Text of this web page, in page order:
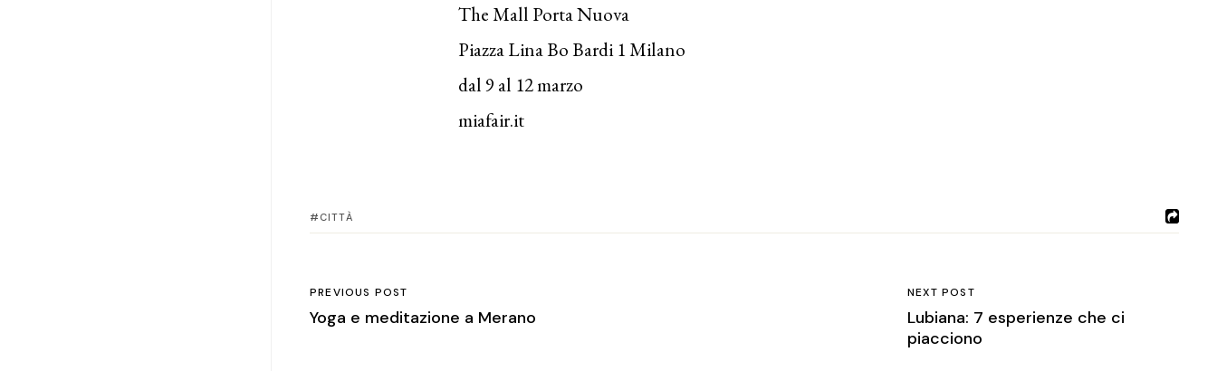
The Mall Porta Nuova
Piazza Lina Bo Bardi 1 Milano
dal 9 al 12 marzo
miafair.it
CITTÀ
PREVIOUS POST
Yoga e meditazione a Merano
NEXT POST
Lubiana: 7 esperienze che ci
piacciono